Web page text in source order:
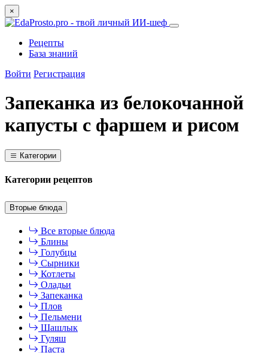
×
Рецепты
База знаний
Войти Регистрация
Запеканка из белокочанной
капусты с фаршем и рисом
Категории
Категории рецептов
Вторые блюда
Все вторые блюда
Блины
Голубцы
Сырники
Котлеты
Оладьи
Запеканка
Плов
Пельмени
Шашлык
Гуляш
Паста